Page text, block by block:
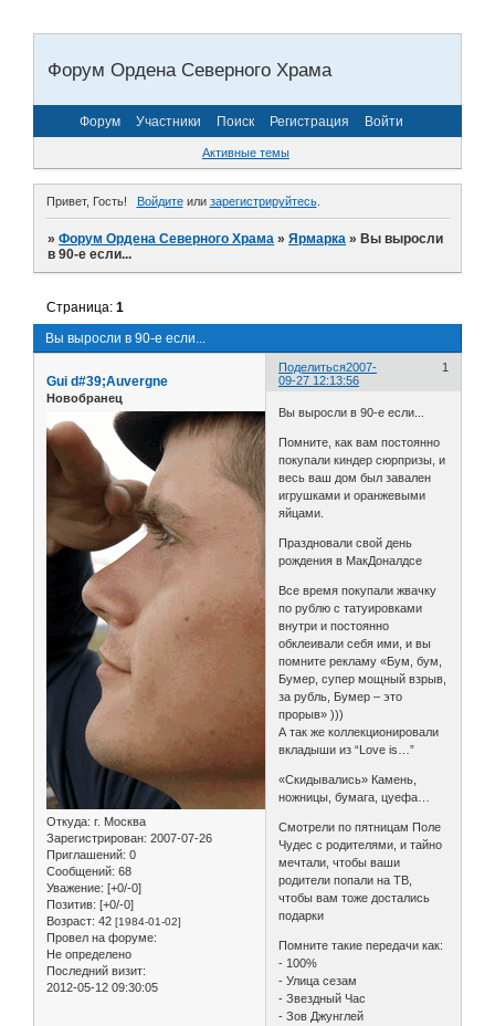
Форум Ордена Северного Храма
Форум Участники Поиск Регистрация Войти
Активные темы
Привет, Гость! Войдитеили зарегистрируйтесь.
»Форум Ордена Северного Храма »Ярмарка »Вы выросли
в 90-е если...
Вы выросли в 90-е если...
Страница:1
Поделиться 1
2007-
09-27 12:13:56
Gui d#39;Auvergne
Новобранец
Откуда: г. Москва
Зарегистрирован: 2007-07-26
Приглашений: 0
Сообщений: 68
Уважение: [+0/-0]
Позитив: [+0/-0]
Возраст: 42 [1984-01-02]
Провел на форуме:
Не определено
Последний визит:
2012-05-12 09:30:05
Вы выросли в 90-е если...
Помните, как вам постоянно
покупали киндер сюрпризы, и
весь ваш дом был завален
игрушками и оранжевыми
яйцами.
Праздновали свой день
рождения в МакДоналдсе
Все время покупали жвачку
по рублю с татуировками
внутри и постоянно
обклеивали себя ими, и вы
помните рекламу «Бум, бум,
Бумер, супер мощный взрыв,
за рубль, Бумер – это
прорыв» )))
А так же коллекционировали
вкладыши из “Love is…”
«Скидывались» Камень,
ножницы, бумага, цуефа…
Смотрели по пятницам Поле
Чудес с родителями, и тайно
мечтали, чтобы ваши
родители попали на ТВ,
чтобы вам тоже достались
подарки
Помните такие передачи как:
- 100%
- Улица сезам
- Звездный Час
- Зов Джунглей